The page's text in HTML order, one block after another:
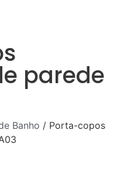
parede
Banho / Porta-copos